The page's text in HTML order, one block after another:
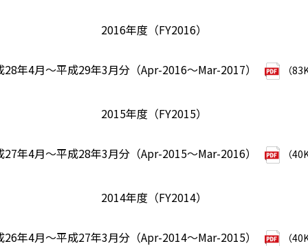
2016年度（FY2016）
28年4月～平成29年3月分（Apr-2016～Mar-2017） （
2015年度（FY2015）
27年4月～平成28年3月分（Apr-2015～Mar-2016） （
2014年度（FY2014）
26年4月～平成27年3月分（Apr-2014～Mar-2015） （